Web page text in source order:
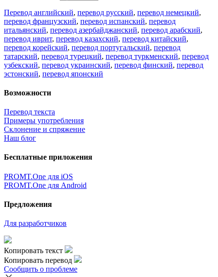
Перевод английский, перевод русский, перевод немецкий,
перевод французский, перевод испанский, перевод
итальянский, перевод азербайджанский, перевод арабский,
перевод иврит, перевод казахский, перевод китайский,
перевод корейский, перевод португальский, перевод
татарский, перевод турецкий, перевод туркменский, перевод
узбекский, перевод украинский, перевод финский, перевод
эстонский, перевод японский
Возможности
Перевод текста
Примеры употребления
Склонение и спряжение
Наш блог
Бесплатные приложения
PROMT.One для iOS
PROMT.One для Android
Предложения
Для разработчиков
Копировать текст
Копировать перевод
Сообщить о проблеме